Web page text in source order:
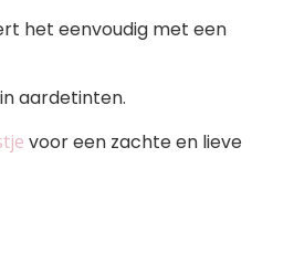
het eenvoudig met een
aardetinten.
voor een zachte en lieve